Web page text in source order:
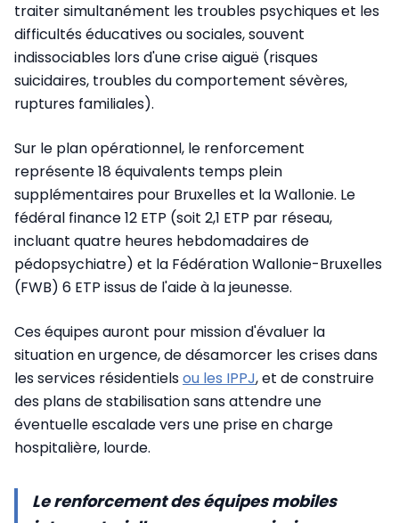
traiter simultanément les troubles psychiques et les
difficultés éducatives ou sociales, souvent
indissociables lors d'une crise aiguë (risques
suicidaires, troubles du comportement sévères,
ruptures familiales).
Sur le plan opérationnel, le renforcement
représente 18 équivalents temps plein
supplémentaires pour Bruxelles et la Wallonie. Le
fédéral finance 12 ETP (soit 2,1 ETP par réseau,
incluant quatre heures hebdomadaires de
pédopsychiatre) et la Fédération Wallonie-Bruxelles
(FWB) 6 ETP issus de l'aide à la jeunesse.
Ces équipes auront pour mission d'évaluer la
situation en urgence, de désamorcer les crises dans
les services résidentielsou les IPPJ, et de construire
des plans de stabilisation sans attendre une
éventuelle escalade vers une prise en charge
hospitalière, lourde.
Le renforcement des équipes mobiles